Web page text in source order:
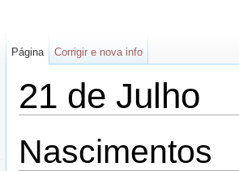
21 de Julho
Nascimentos
Página Corrigir e nova info